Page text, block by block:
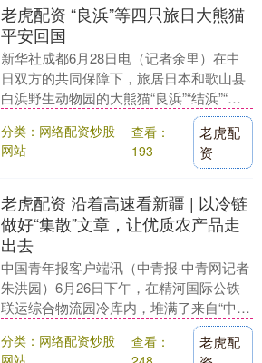
老虎配资 “良浜”等四只旅日大熊猫
平安回国
新华社成都6月28日电（记者余里）在中
日双方的共同保障下，旅居日本和歌山县
白浜野生动物园的大熊猫“良浜”“结浜”“彩
浜”“枫浜”乘包机于28日18时51分平安抵....
分类：网络配资炒股
网站
查看：
193
老虎配
资
老虎配资 沿着高速看新疆 | 以冷链
做好“集散”文章，让优质农产品走
出去
中国青年报客户端讯（中青报·中青网记者
朱洪园）6月26日下午，在精河国际公铁
联运综合物流园冷库内，堆满了来自“中国
柠檬之乡”四川省资阳市安岳县的柠檬。
精河国....
分类：网络配资炒股
查看：
老虎配